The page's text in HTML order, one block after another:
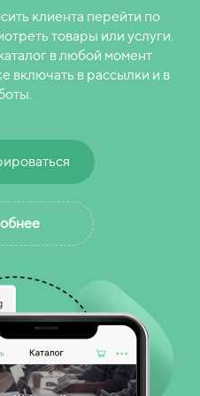
клиента перейти по
товары или услуги.
в любой момент
включать в рассылки и в